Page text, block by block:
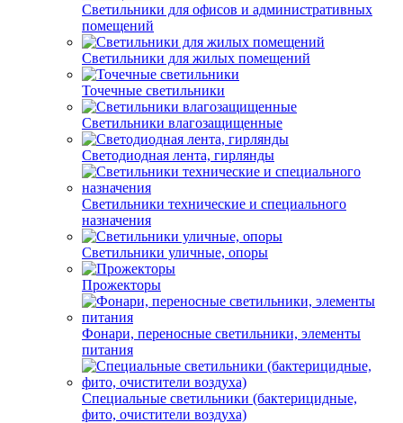
Светильники для офисов и административных
помещений
Светильники для жилых помещений
Точечные светильники
Светильники влагозащищенные
Светодиодная лента, гирлянды
Светильники технические и специального
назначения
Светильники уличные, опоры
Прожекторы
Фонари, переносные светильники, элементы
питания
Специальные светильники (бактерицидные,
фито, очистители воздуха)